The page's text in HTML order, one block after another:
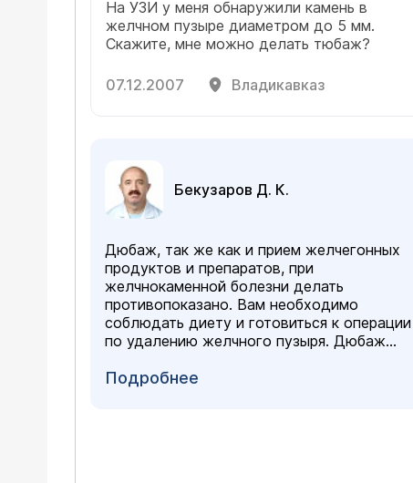
На УЗИ у меня обнаружили камень в
желчном пузыре диаметром до 5 мм.
Скажите, мне можно делать тюбаж?
07.12.2007 Владикавказ
Бекузаров Д. К.
Дюбаж, так же как и прием желчегонных
продуктов и препаратов, при
желчнокаменной болезни делать
противопоказано. Вам необходимо
соблюдать диету и готовиться к операции
по удалению желчного пузыря. Дюбаж
его закупорку с развитием такого
Подробнее